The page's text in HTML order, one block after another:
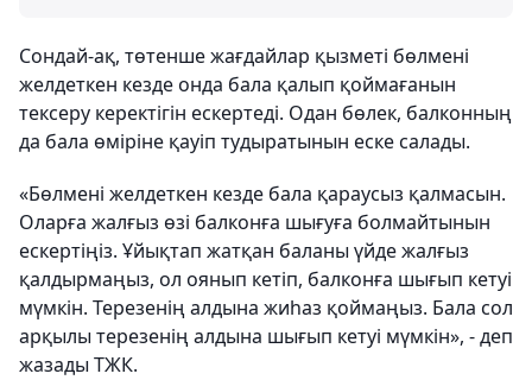
Сондай-ақ, төтенше жағдайлар қызметі бөлмені
желдеткен кезде онда бала қалып қоймағанын
тексеру керектігін ескертеді. Одан бөлек, балконның
да бала өміріне қауіп тудыратынын еске салады.
«Бөлмені желдеткен кезде бала қараусыз қалмасын.
Оларға жалғыз өзі балконға шығуға болмайтынын
ескертіңіз. Ұйықтап жатқан баланы үйде жалғыз
қалдырмаңыз, ол оянып кетіп, балконға шығып кетуі
мүмкін. Терезенің алдына жиһаз қоймаңыз. Бала сол
арқылы терезенің алдына шығып кетуі мүмкін», - деп
жазады ТЖК.